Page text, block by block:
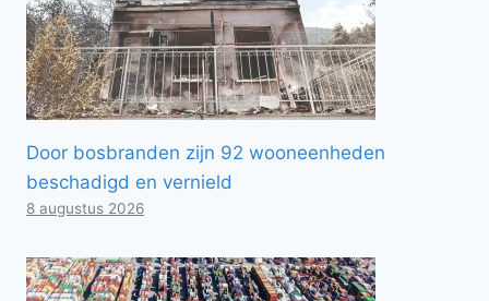
Door bosbranden zijn 92 wooneenheden
beschadigd en vernield
8 augustus 2026